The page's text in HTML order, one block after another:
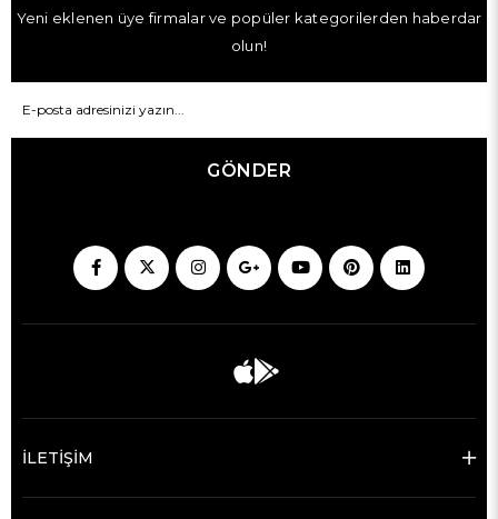
Yeni eklenen üye firmalar ve popüler kategorilerden haberdar
olun!
GÖNDER
İLETİŞİM